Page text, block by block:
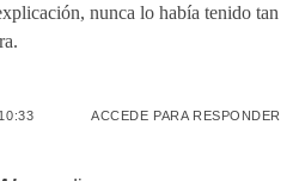
nunca lo había tenido tan
ACCEDE PARA RESPONDER